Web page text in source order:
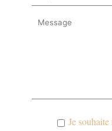
Je